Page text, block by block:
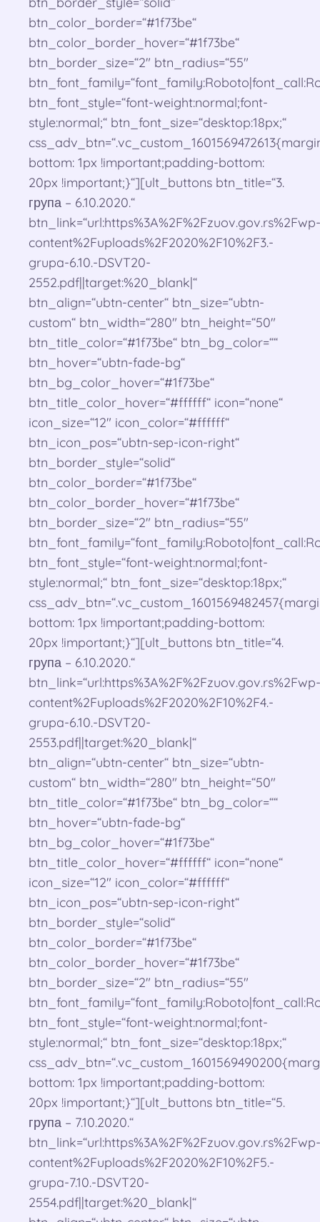
btn_color_border=“#1f73be“
btn_color_border_hover=“#1f73be“
btn_border_size=“2″ btn_radius=“55″
btn_font_style=“font-weight:normal;font-
style:normal;“ btn_font_size=“desktop:18px;“
bottom: 1px !important;padding-bottom:
20px !important;}“][ult_buttons btn_title=“3.
група – 6.10.2020.“
btn_link=“url:https%3A%2F%2Fzuov.gov.rs%2Fwp-
content%2Fuploads%2F2020%2F10%2F3.-
grupa-6.10.-DSVT20-
2552.pdf||target:%20_blank|“
btn_align=“ubtn-center“ btn_size=“ubtn-
custom“ btn_width=“280″ btn_height=“50″
btn_title_color=“#1f73be“ btn_bg_color=““
btn_hover=“ubtn-fade-bg“
btn_bg_color_hover=“#1f73be“
btn_title_color_hover=“#ffffff“ icon=“none“
icon_size=“12″ icon_color=“#ffffff“
btn_icon_pos=“ubtn-sep-icon-right“
btn_border_style=“solid“
btn_color_border=“#1f73be“
btn_color_border_hover=“#1f73be“
btn_border_size=“2″ btn_radius=“55″
btn_font_style=“font-weight:normal;font-
style:normal;“ btn_font_size=“desktop:18px;“
bottom: 1px !important;padding-bottom:
20px !important;}“][ult_buttons btn_title=“4.
група – 6.10.2020.“
btn_link=“url:https%3A%2F%2Fzuov.gov.rs%2Fwp-
content%2Fuploads%2F2020%2F10%2F4.-
grupa-6.10.-DSVT20-
2553.pdf||target:%20_blank|“
btn_align=“ubtn-center“ btn_size=“ubtn-
custom“ btn_width=“280″ btn_height=“50″
btn_title_color=“#1f73be“ btn_bg_color=““
btn_hover=“ubtn-fade-bg“
btn_bg_color_hover=“#1f73be“
btn_title_color_hover=“#ffffff“ icon=“none“
icon_size=“12″ icon_color=“#ffffff“
btn_icon_pos=“ubtn-sep-icon-right“
btn_border_style=“solid“
btn_color_border=“#1f73be“
btn_color_border_hover=“#1f73be“
btn_border_size=“2″ btn_radius=“55″
btn_font_style=“font-weight:normal;font-
style:normal;“ btn_font_size=“desktop:18px;“
bottom: 1px !important;padding-bottom:
20px !important;}“][ult_buttons btn_title=“5.
група – 7.10.2020.“
btn_link=“url:https%3A%2F%2Fzuov.gov.rs%2Fwp-
content%2Fuploads%2F2020%2F10%2F5.-
grupa-7.10.-DSVT20-
2554.pdf||target:%20_blank|“